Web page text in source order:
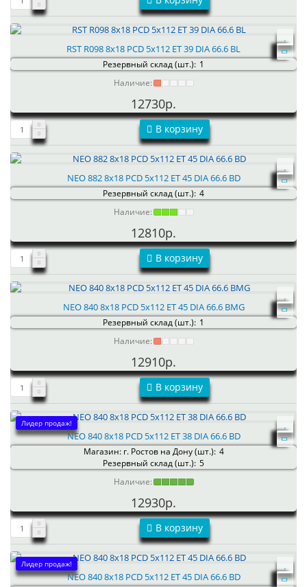
RST R098 8x18 PCD 5x112 ET 39 DIA 66.6 BL
Резервный склад (шт.): 1
Наличие:
12730р.
В корзину
NEO 882 8x18 PCD 5x112 ET 45 DIA 66.6 BD
Резервный склад (шт.): 4
Наличие:
12810р.
В корзину
NEO 840 8x18 PCD 5x112 ET 45 DIA 66.6 BMG
Резервный склад (шт.): 1
Наличие:
12910р.
В корзину
Лидер продаж!
NEO 840 8x18 PCD 5x112 ET 38 DIA 66.6 BD
Магазин: г. Ростов на Дону (шт.): 4
Резервный склад (шт.): 5
Наличие:
12930р.
В корзину
Лидер продаж!
NEO 840 8x18 PCD 5x112 ET 45 DIA 66.6 BD